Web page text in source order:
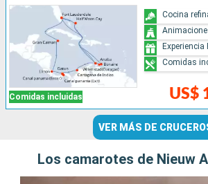
Comidas incluidas US$
Cocina
Experiencia
Comidas
VER MÁS DE
Los camarotes de Nieuw